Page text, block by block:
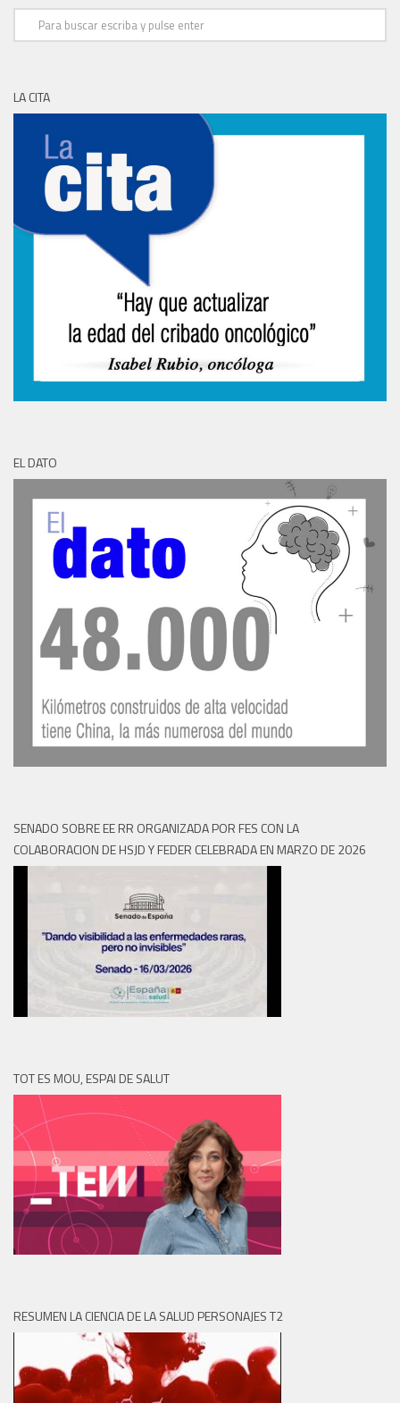
LA CITA
EL DATO
SENADO SOBRE EE RR ORGANIZADA POR FES CON LA
COLABORACION DE HSJD Y FEDER CELEBRADA EN MARZO DE 2026
TOT ES MOU, ESPAI DE SALUT
RESUMEN LA CIENCIA DE LA SALUD PERSONAJES T2